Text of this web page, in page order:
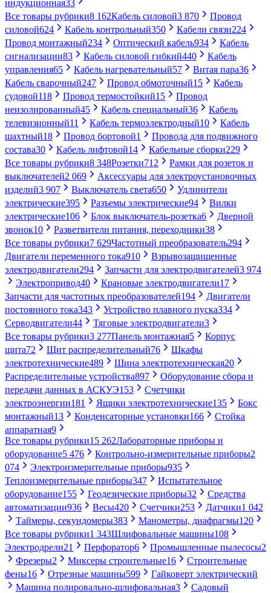
индукционная33
Все товары рубрики8 162Кабель силовой3 870
Провод
силовой624 Кабель контрольный350 Кабели связи224
Провод монтажный234 Оптический кабель934
Кабель
сигнализации83 Кабель силовой гибкий440
Кабель
управления65 Кабель нагревательный57 Витая пара36
Кабель сварочный247 Провод обмоточный15
Кабель
судовой118 Провод термостойкий15
Провод
неизолированный45 Кабель специальный36
Кабель
телевизионный11 Кабель термоэлектродный10
Кабель
шахтный18 Провод бортовой1
Провода для подвижного
состава30 Кабель лифтовой14 Кабельные сборки229
Все товары рубрики8 348Розетки712
Рамки для розеток и
выключателей2 069
Аксессуары для электроустановочных
изделий3 907 Выключатель света650
Удлинители
электрические395 Разъемы электрические94
Вилки
электрические106 Блок выключатель-розетка6
Дверной
звонок10 Разветвители питания, переходники38
Все товары рубрики7 629Частотный преобразователь294
Двигатели переменного тока910
Взрывозащищенные
электродвигатели294 Запчасти для электродвигателей3 974
Электропривод40 Крановые электродвигатели17
Запчасти для частотных преобразователей194
Двигатели
постоянного тока343 Устройство плавного пуска334
Серводвигатели44 Тяговые электродвигатели3
Все товары рубрики3 277Панель монтажная5
Корпус
щита72 Щит распределительный76
Шкафы
электротехнические489 Шина электротехническая20
Распределительные устройства897
Оборудование сбора и
передачи данных в АСКУЭ153
Счетчики
электроэнергии181 Ящики электротехнические135
Бокс
монтажный13 Конденсаторные установки166
Стойка
аппаратная9
Все товары рубрики15 262Лабораторные приборы и
оборудование5 476 Контрольно-измерительные приборы2
074
Электроизмерительные приборы935
Теплоизмерительные приборы347
Испытательное
оборудование155 Геодезические приборы32
Средства
автоматизации936 Весы420 Счетчики253 Датчики1 042
Таймеры, секундомеры383 Манометры, диафрагмы120
Все товары рубрики1 343Шлифовальные машины108
Электродрели21 Перфоратор6 Промышленные пылесосы2
Фрезеры2 Миксеры строительные16
Строительные
фены16 Отрезные машины599
Гайковерт электрический
Машина полировально-шлифовальная3
Садовый